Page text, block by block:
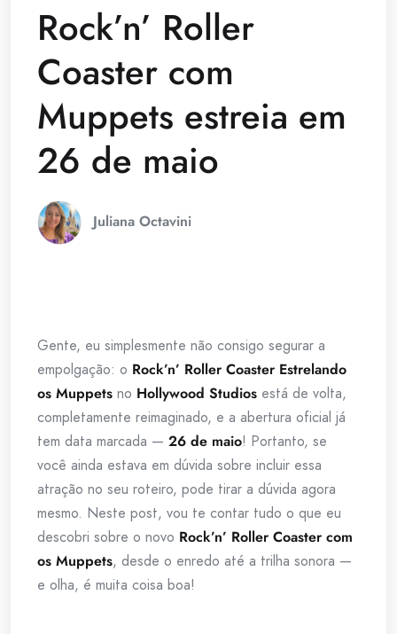
Rock’n’ Roller
Coaster com
Muppets estreia em
26 de maio
Juliana Octavini
Gente, eu simplesmente não consigo segurar a
empolgação: o Rock’n’ Roller Coaster Estrelando
os Muppets no Hollywood Studios está de volta,
completamente reimaginado, e a abertura oficial já
tem data marcada — 26 de maio! Portanto, se
você ainda estava em dúvida sobre incluir essa
atração no seu roteiro, pode tirar a dúvida agora
mesmo. Neste post, vou te contar tudo o que eu
descobri sobre o novo Rock’n’ Roller Coaster com
os Muppets, desde o enredo até a trilha sonora —
e olha, é muita coisa boa!